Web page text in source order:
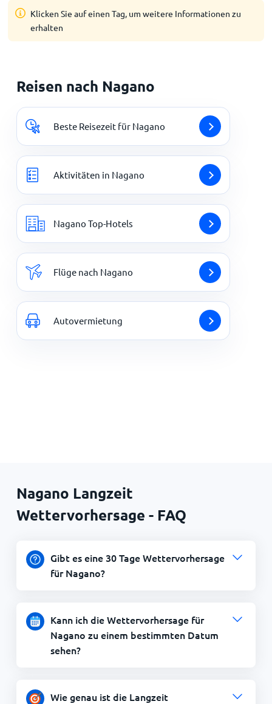
Klicken Sie auf einen Tag, um weitere Informationen zu
erhalten
Reisen nach Nagano
Beste Reisezeit für Nagano
Aktivitäten in Nagano
Nagano Top-Hotels
Flüge nach Nagano
Autovermietung
Nagano Langzeit
Wettervorhersage - FAQ
Gibt es eine 30 Tage Wettervorhersage
für Nagano?
Kann ich die Wettervorhersage für
Nagano zu einem bestimmten Datum
sehen?
Wie genau ist die Langzeit